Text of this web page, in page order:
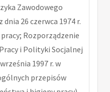
Zawodowego
dnia 26 czerwca 1974 r.
Rozporządzenie
i Polityki Socjalnej
1997 r. w
przepisów